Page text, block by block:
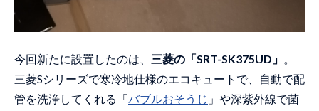
今回新たに設置したのは、 三菱の「SRT-SK375UD」 。
三菱Sシリーズで寒冷地仕様のエコキュートで、自動で配
管を洗浄してくれる「バブルおそうじ 」や深紫外線で菌